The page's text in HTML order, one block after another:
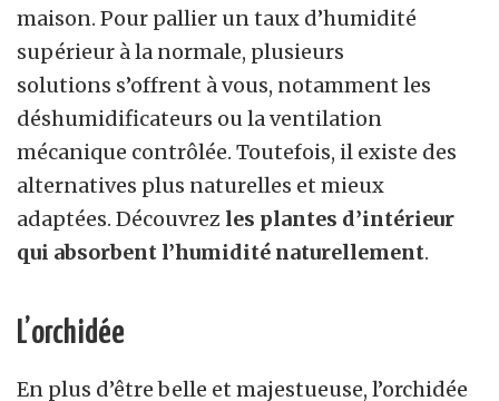
maison. Pour pallier un taux d’humidité
supérieur à la normale, plusieurs
solutions s’offrent à vous, notamment les
déshumidificateurs ou la ventilation
mécanique contrôlée. Toutefois, il existe des
alternatives plus naturelles et mieux
adaptées. Découvrez les plantes d’intérieur
qui absorbent l’humidité naturellement.
L’orchidée
En plus d’être belle et majestueuse, l’orchidée